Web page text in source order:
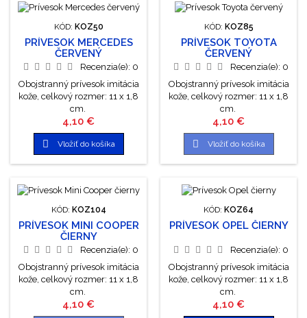
KÓD: KOZ50
PRÍVESOK MERCEDES
ČERVENÝ
Recenzia(e): 0
Obojstranný prívesok imitácia
kože, celkový rozmer: 11 x 1,8
cm.
Cena
4,10 €
 Vložiť do košíka
KÓD: KOZ85
PRÍVESOK TOYOTA
ČERVENÝ
Recenzia(e): 0
Obojstranný prívesok imitácia
kože, celkový rozmer: 11 x 1,8
cm.
Cena
4,10 €
 Vložiť do košíka
KÓD: KOZ104
PRÍVESOK MINI COOPER
ČIERNY
Recenzia(e): 0
Obojstranný prívesok imitácia
kože, celkový rozmer: 11 x 1,8
cm.
Cena
4,10 €
KÓD: KOZ64
PRÍVESOK OPEL ČIERNY
Recenzia(e): 0
Obojstranný prívesok imitácia
kože, celkový rozmer: 11 x 1,8
cm.
Cena
4,10 €